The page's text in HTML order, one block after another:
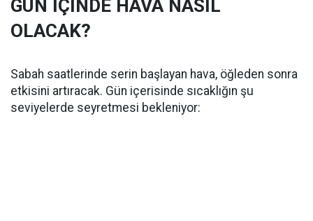
GÜN İÇİNDE HAVA NASIL
OLACAK?
Sabah saatlerinde serin başlayan hava, öğleden sonra
etkisini artıracak. Gün içerisinde sıcaklığın şu
seviyelerde seyretmesi bekleniyor: